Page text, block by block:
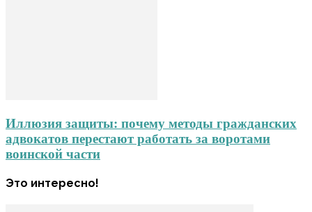
Иллюзия защиты: почему методы гражданских
адвокатов перестают работать за воротами
воинской части
Это интересно!